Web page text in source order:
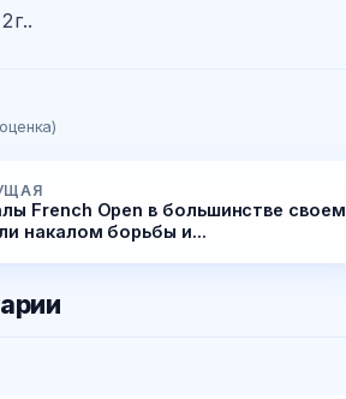
оценка)
French Open в большинстве своем
накалом борьбы и...